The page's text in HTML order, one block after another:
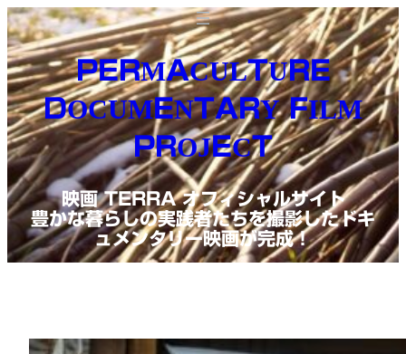
内
容
を
ス
キ
ッ
プ
PERMACULTURE
DOCUMENTARY FILM
PROJECT
映画 TERRA オフィシャルサイト
豊かな暮らしの実践者たちを撮影したドキ
ュメンタリー映画が完成！